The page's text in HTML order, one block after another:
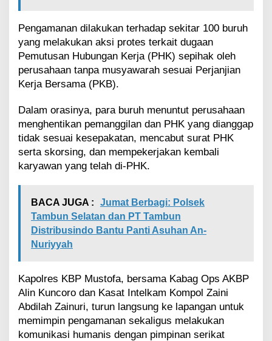
i
B
r
l
a
n
g
K
d
u
s
i
Pengamanan dilakukan terhadap sekitar 100 buruh
yang melakukan aksi protes terkait dugaan
Pemutusan Hubungan Kerja (PHK) sepihak oleh
perusahaan tanpa musyawarah sesuai Perjanjian
Kerja Bersama (PKB).
Dalam orasinya, para buruh menuntut perusahaan
menghentikan pemanggilan dan PHK yang dianggap
tidak sesuai kesepakatan, mencabut surat PHK
serta skorsing, dan mempekerjakan kembali
karyawan yang telah di-PHK.
BACA JUGA :
Jumat Berbagi: Polsek
Tambun Selatan dan PT Tambun
Distribusindo Bantu Panti Asuhan An-
Nuriyyah
Kapolres KBP Mustofa, bersama Kabag Ops AKBP
Alin Kuncoro dan Kasat Intelkam Kompol Zaini
Abdilah Zainuri, turun langsung ke lapangan untuk
memimpin pengamanan sekaligus melakukan
komunikasi humanis dengan pimpinan serikat